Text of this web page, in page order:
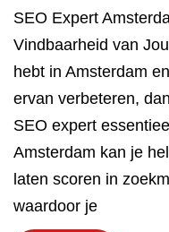
SEO Expert
Vindbaarheid van
hebt in Amsterdam
ervan verbeteren,
SEO expert
Amsterdam kan je
laten scoren in
waardoor je